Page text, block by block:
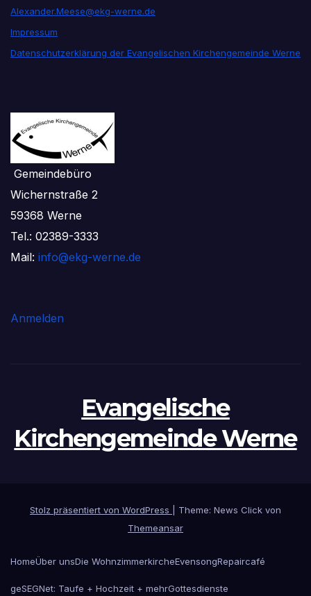
Alexander.Meese@ekg-werne.de
Impressum
Datenschutzerklärung der Evangelischen Kirchengemeinde Werne
Gemeindebüro
Wichernstraße 2
59368 Werne
Tel.: 02389-3333
Mail: info@ekg-werne.de
Anmelden
Evangelische
Kirchengemeinde Werne
Stolz präsentiert von WordPress
Theme: News Click von
Themeansar
HomeÜber unsDie WohnzimmerkircheEvensongRepaircafé
geSEGNet: Taufe + Hochzeit + mehrGottesdienste